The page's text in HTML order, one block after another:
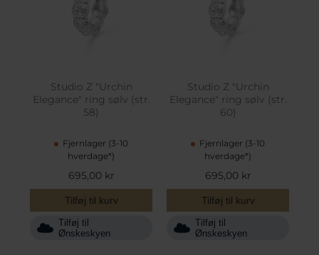
Studio Z "Urchin
Elegance" ring sølv (str.
58)
Fjernlager (3-10
hverdage*)
695,00 kr
Tilføj til kurv
Tilføj til
Ønskeskyen
Studio Z "Urchin
Elegance" ring sølv (str.
60)
Fjernlager (3-10
hverdage*)
695,00 kr
Tilføj til kurv
Tilføj til
Ønskeskyen